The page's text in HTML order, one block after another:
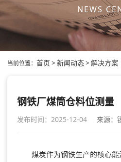
NEWS
当前位置： 首页 >新闻动态>解决方案
钢铁厂煤筒仓料位测量
发布时间：2025-12-04 来源：
煤炭作为钢铁生产的核心能